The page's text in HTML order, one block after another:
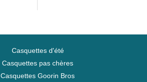
Casquettes d'été
Casquettes pas chères
Casquettes Goorin Bros